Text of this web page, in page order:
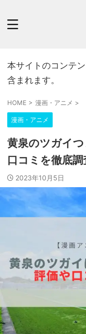
本サイトのコンテ
含まれます。
HOME > 漫画・アニメ >
漫画・アニメ
黄泉のツガイ
口コミを徹底調
2023年10月5日